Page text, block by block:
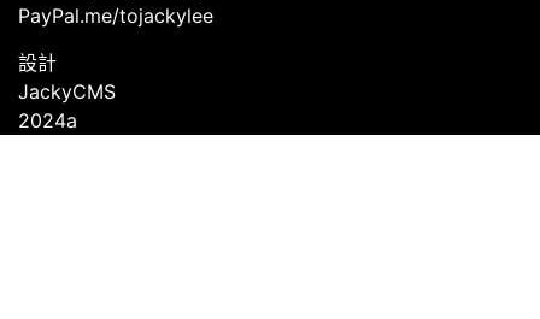
PayPal.me/tojackylee
設計
JackyCMS
2024a